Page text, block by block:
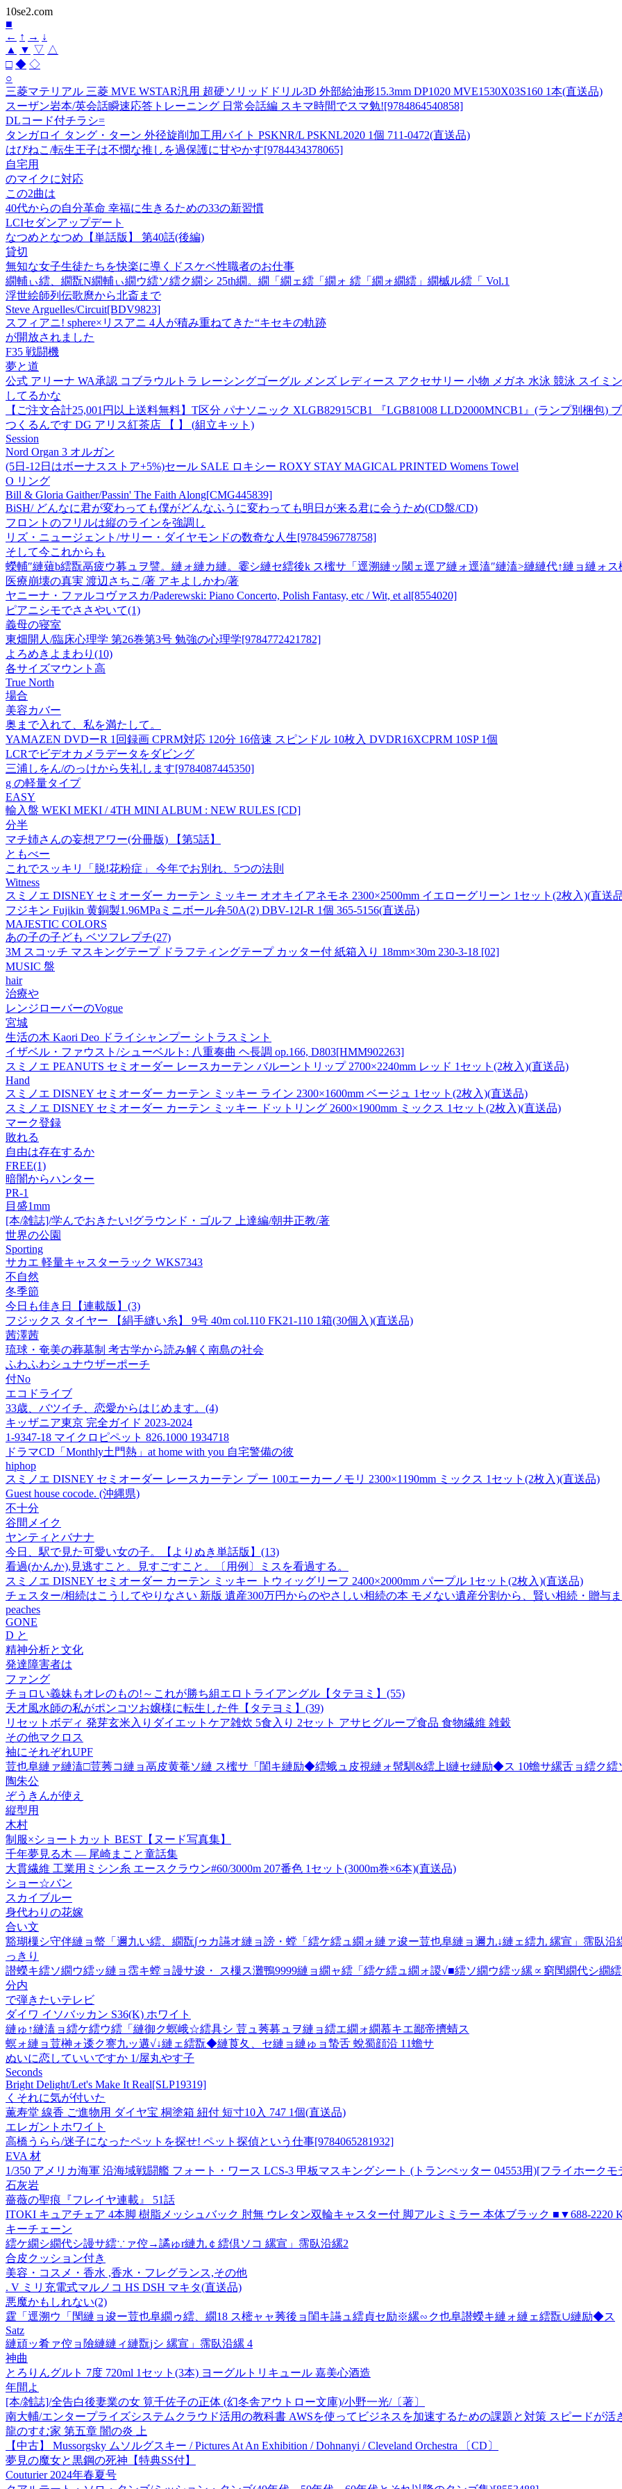
10se2.com
■
← ↑ → ↓
▲
▼ ▽ △
□ ◆ ◇
○
三菱マテリアル 三菱 MVE WSTAR汎用 超硬ソリッドドリル3D 外部給油形15.3mm DP1020 MVE1530X03S160 1本(直送品)
スーザン岩本/英会話瞬速応答トレーニング 日常会話編 スキマ時間でスマ勉![9784864540858]
DLコード付チラシ=
タンガロイ タング・ターン 外径旋削加工用バイト PSKNR/L PSKNL2020 1個 711-0472(直送品)
はぴねこ/転生王子は不憫な推しを過保護に甘やかす[9784434378065]
自宅用
のマイクに対応
この2曲は
40代からの自分革命 幸福に生きるための33の新習慣
LCIセダンアップデート
なつめとなつめ【単話版】 第40話(後編)
貸切
無知な女子生徒たちを快楽に導くドスケベ性職者のお仕事
繝輔ぃ繧、繝翫Ν繝輔ぃ繝ウ繧ソ繧ク繝シ 25th繝。繝「繝ェ繧「繝ォ 繧「繝ォ繝繧」繝槭ル繧「 Vol.1
浮世絵師列伝歌麿から北斎まで
Steve Arguelles/Circuit[BDV9823]
スフィアニ! sphere×リスアニ 4人が積み重ねてきた“キセキの軌跡
が開放されました
F35 戦闘機
夢と道
公式 アリーナ WA承認 コブラウルトラ レーシングゴーグル メンズ レディース アクセサリー 小物 メガネ 水泳 競泳 スイミン
してるかな
【ご注文合計25,001円以上送料無料】T区分 パナソニック XLGB82915CB1 『LGB81008 LLD2000MNCB1』(ランプ別梱包)
つくるんです DG アリス紅茶店 【 】 (組立キット)
Session
Nord Organ 3 オルガン
(5日-12日はボーナスストア+5%)セール SALE ロキシー ROXY STAY MAGICAL PRINTED Womens Towel
O リング
Bill & Gloria Gaither/Passin' The Faith Along[CMG445839]
BiSH/ どんなに君が変わっても僕がどんなふうに変わっても明日が来る君に会うため(CD盤/CD)
フロントのフリルは縦のラインを強調し
リズ・ニュージェント/サリー・ダイヤモンドの数奇な人生[9784596778758]
そして今これからも
蠑輔″縺薙b繧翫鬲疲ウ募ュヲ譬。縺ォ縺カ縺。霎シ縺セ繧後k ス櫁サ「逕溯縺ッ閾ェ逕ア縺ォ逕溘″縺溘>縺縺代↑縺ョ縺ォ
医療崩壊の真実 渡辺さちこ/著 アキよしかわ/著
ヤニーナ・ファルコヴァスカ/Paderewski: Piano Concerto, Polish Fantasy, etc / Wit, et al[8554020]
ピアニシモでささやいて(1)
義母の寝室
東畑開人/臨床心理学 第26巻第3号 勉強の心理学[9784772421782]
よろめきよまわり(10)
各サイズマウント高
True North
場合
美容カバー
奥まで入れて、私を満たして。
YAMAZEN DVDーR 1回録画 CPRM対応 120分 16倍速 スピンドル 10枚入 DVDR16XCPRM 10SP 1個
LCRでビデオカメラデータをダビング
三浦しをん/のっけから失礼します[9784087445350]
g の軽量タイプ
EASY
輸入盤 WEKI MEKI / 4TH MINI ALBUM : NEW RULES [CD]
分半
マチ姉さんの妄想アワー(分冊版) 【第5話】
ともべー
これでスッキリ「脱!花粉症」 今年でお別れ、5つの法則
Witness
スミノエ DISNEY セミオーダー カーテン ミッキー オオキイアネモネ 2300×2500mm イエローグリーン 1セット(2枚入)(直送
フジキン Fujikin 黄銅製1.96MPaミニボール弁50A(2) DBV-12I-R 1個 365-5156(直送品)
MAJESTIC COLORS
あの子の子ども ベツフレプチ(27)
3M スコッチ マスキングテープ ドラフティングテープ カッター付 紙箱入り 18mm×30m 230-3-18 [02]
MUSIC 盤
hair
治療や
レンジローバーのVogue
宮城
生活の木 Kaori Deo ドライシャンプー シトラスミント
イザベル・ファウスト/シューベルト: 八重奏曲 ヘ長調 op.166, D803[HMM902263]
スミノエ PEANUTS セミオーダー レースカーテン バルーントリップ 2700×2240mm レッド 1セット(2枚入)(直送品)
Hand
スミノエ DISNEY セミオーダー カーテン ミッキー ライン 2300×1600mm ベージュ 1セット(2枚入)(直送品)
スミノエ DISNEY セミオーダー カーテン ミッキー ドットリング 2600×1900mm ミックス 1セット(2枚入)(直送品)
マーク登録
敗れる
自由は存在するか
FREE(1)
暗闇からハンター
PR-1
目盛1mm
[本/雑誌]/学んでおきたい!グラウンド・ゴルフ 上達編/朝井正教/著
世界の公園
Sporting
サカエ 軽量キャスターラック WKS7343
不自然
冬季節
今日も佳き日【連載版】(3)
フジックス タイヤー 【絹手縫い糸】 9号 40m col.110 FK21-110 1箱(30個入)(直送品)
茜澤茜
琉球・奄美の葬墓制 考古学から読み解く南島の社会
ふわふわシュナウザーポーチ
付No
エコドライブ
33歳、バツイチ、恋愛からはじめます。(4)
キッザニア東京 完全ガイド 2023-2024
1-9347-18 マイクロピペット 826.1000 1934718
ドラマCD「Monthly土門熱」at home with you 自宅警備の彼
hiphop
スミノエ DISNEY セミオーダー レースカーテン プー 100エーカーノモリ 2300×1190mm ミックス 1セット(2枚入)(直送品)
Guest house cocode. (沖縄県)
不十分
谷間メイク
ヤンティとバナナ
今日、駅で見た可愛い女の子。【よりぬき単話版】(13)
看過(かんか),見逃すこと。見すごすこと。〔用例〕ミスを看過する。
スミノエ DISNEY セミオーダー カーテン ミッキー トウィッグリーフ 2400×2000mm パープル 1セット(2枚入)(直送品)
チェスター/相続はこうしてやりなさい 新版 遺産300万円からのやさしい相続の本 モメない遺産分割から、賢い相続・贈与ま
peaches
GONE
D と
精神分析と文化
発達障害者は
ファング
チョロい義妹もオレのもの!～これが勝ち組エロトライアングル【タテヨミ】(55)
天才風水師の私がポンコツお嬢様に転生した件【タテヨミ】(39)
リセットボディ 発芽玄米入りダイエットケア雑炊 5食入り 2セット アサヒグループ食品 食物繊維 雑穀
その他マクロス
袖にそれぞれUPF
荳也阜縺ァ縺溘□荳莠コ縺ョ鬲皮黄菴ソ縺 ス櫁サ「閨キ縺励◆繧蛾ュ皮視縺ォ髢馴&繧上l縺セ縺励◆ス 10蟾サ縲舌ョ繧ク繧
陶朱公
ぞうきんが使え
縦型用
木村
制服×ショートカット BEST【ヌード写真集】
千年夢見る木 ― 尾崎まこと童話集
大貫繊維 工業用ミシン糸 エースクラウン#60/3000m 207番色 1セット(3000m巻×6本)(直送品)
ショー☆バン
スカイブルー
身代わりの花嫁
合い文
豁瑚樔シ守伴縺ョ螫「邇九い繧、繝翫∫ゥカ讌オ縺ョ謗・螳「繧ケ繧ュ繝ォ縺ァ逡ー荳也阜縺ョ邇九↓縺ェ繧九 縲宣」霈臥沿
っきり
譛蠑キ繧ソ繝ウ繧ッ縺ョ霑キ螳ョ謾サ逡・ ス樔ス灘鴨9999縺ョ繝ャ繧「繧ケ繧ュ繝ォ謖√■繧ソ繝ウ繧ッ縲∝窮閠繝代シ繝
分内
で弾きたいテレビ
ダイワ イソバッカン S36(K) ホワイト
縺ゅ↑縺溘ョ繧ケ繧ウ繧「縺御ク螟峨☆繧具シ 荳ュ莠募ュヲ縺ョ繧エ繝ォ繝慕キエ鄙帝擠蜻ス
螟ォ縺ョ荳榊ォ逶ク謇九ッ遘√↓縺ェ繧翫◆縺莨夂、セ縺ョ縺ゅョ蟄舌 蛻蜀顔沿 11蟾サ
ぬいに恋していいですか 1/屋丸やす子
Seconds
Bright Delight/Let's Make It Real[SLP19319]
くそれに気が付いた
薫寿堂 線香 ご進物用 ダイヤ宝 桐塗箱 紐付 短寸10入 747 1個(直送品)
エレガントホワイト
高橋うらら/迷子になったペットを探せ! ペット探偵という仕事[9784065281932]
EVA 材
1/350 アメリカ海軍 沿海域戦闘艦 フォート・ワース LCS-3 甲板マスキングシート (トランぺッター 04553用)[フライホーク
石灰岩
薔薇の聖痕『フレイヤ連載』 51話
ITOKI キュアチェア 4本脚 樹脂メッシュバック 肘無 ウレタン双輪キャスター付 脚アルミミラー 本体ブラック ■▼688-2220
キーチェーン
繧ケ繝シ繝代シ謾サ繧∵ァ倥→譎ゅr縺九￠繧倶ソコ 縲宣」霈臥沿縲2
合皮クッション付き
美容・コスメ・香水 ,香水・フレグランス,その他
. V ミリ充電式マルノコ HS DSH マキタ(直送品)
悪魔かもしれない(2)
霆「逕溯ウ「閠縺ョ逡ー荳也阜繝ゥ繧、繝18 ス樒ャャ莠後ョ閨キ讌ュ繧貞セ励※縲∽ク也阜譛蠑キ縺ォ縺ェ繧翫∪縺励◆ス
Satz
縺頑ッ肴ァ倥ョ險縺縺ィ縺翫jシ 縲宣」霈臥沿縲 4
神曲
とろりんグルト 7度 720ml 1セット(3本) ヨーグルトリキュール 嘉美心酒造
年間よ
[本/雑誌]/全告白後妻業の女 筧千佐子の正体 (幻冬舎アウトロー文庫)/小野一光/〔著〕
南大輔/エンタープライズシステムクラウド活用の教科書 AWSを使ってビジネスを加速するための課題と対策 スピードが活
龍のすむ家 第五章 闇の炎 上
【中古】 Mussorgsky ムソルグスキー / Pictures At An Exhibition / Dohnanyi / Cleveland Orchestra 〔CD〕
夢見の魔女と黒鋼の死神【特典SS付】
Couturier 2024年春夏号